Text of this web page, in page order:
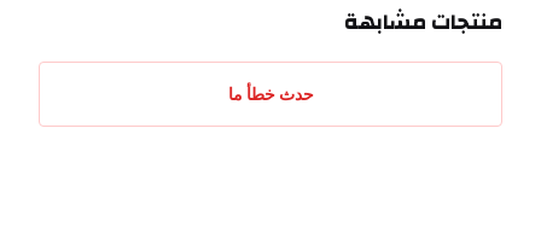
منتجات مشابهة
حدث خطأ ما